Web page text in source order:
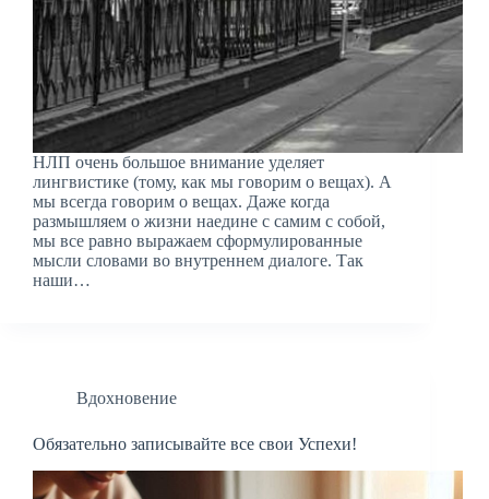
НЛП очень большое внимание уделяет
лингвистике (тому, как мы говорим о вещах). А
мы всегда говорим о вещах. Даже когда
размышляем о жизни наедине с самим с собой,
мы все равно выражаем сформулированные
мысли словами во внутреннем диалоге. Так
наши…
Вдохновение
Обязательно записывайте все свои Успехи!